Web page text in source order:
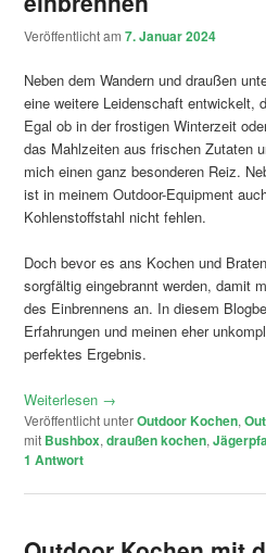
Veröffentlicht am7. Januar 2024
Neben dem Wandern und draußen
eine weitere Leidenschaft entwickelt,
Egal ob in der frostigen Winterzeit
das Mahlzeiten aus frischen Zutaten
mich einen ganz besonderen Reiz.
ist in meinem Outdoor-Equipment
Kohlenstoffstahl nicht fehlen.
Doch bevor es ans Kochen und
sorgfältig eingebrannt werden, damit
des Einbrennens an. In diesem
Erfahrungen und meinen eher
perfektes Ergebnis.
Weiterlesen →
Veröffentlicht unterOutdoor Kochen,
mit Bushbox,draußen kochen,
1 Antwort